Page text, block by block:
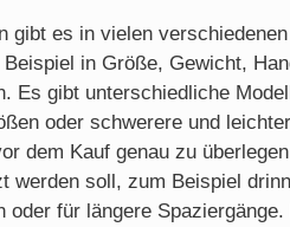
gibt es in vielen
in Größe, Gewicht,
Es gibt unterschiedliche
oder schwerere und
dem Kauf genau zu
werden soll, zum Beispiel
oder für längere